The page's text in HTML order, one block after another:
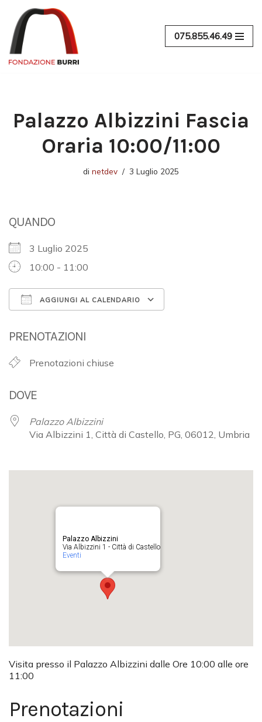
Vai
al
contenuto
075.855.46.49
Palazzo Albizzini Fascia
Oraria 10:00/11:00
di netdev 3 Luglio 2025
QUANDO
3 Luglio 2025
10:00 - 11:00
AGGIUNGI AL CALENDARIO
PRENOTAZIONI
Prenotazioni chiuse
DOVE
Palazzo Albizzini
Via Albizzini 1, Città di Castello, PG, 06012, Umbria
Palazzo Albizzini
Via Albizzini 1 - Città di Castello
Eventi
Visita presso il Palazzo Albizzini dalle Ore 10:00 alle ore
11:00
Prenotazioni